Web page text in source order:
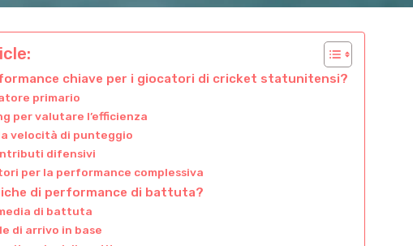
chiave per i giocatori di cricket statunitensi?
primario
per valutare l’efficienza
velocità di punteggio
difensivi
per la performance complessiva
di performance di battuta?
di battuta
di arrivo in base